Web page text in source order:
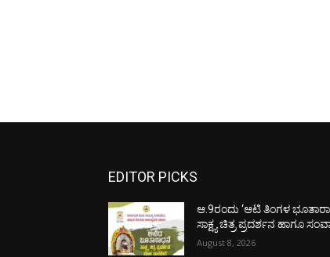
EDITOR PICKS
ಆ.9ರಂದು ‘ಆಟಿ ತಿಂಗಳ
ಸಾಕ್ಷ್ಯ ಚಿತ್ರ ಪ್ರದರ್ಶನ ಹಾಗೂ
August 8, 2026